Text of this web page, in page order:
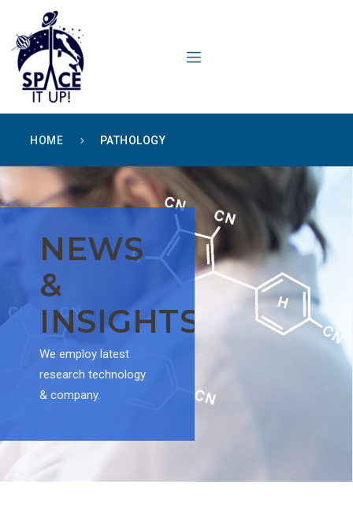
HOME PATHOLOGY
NEWS
&
INSIGHTS
We employ latest
research technology
& company.